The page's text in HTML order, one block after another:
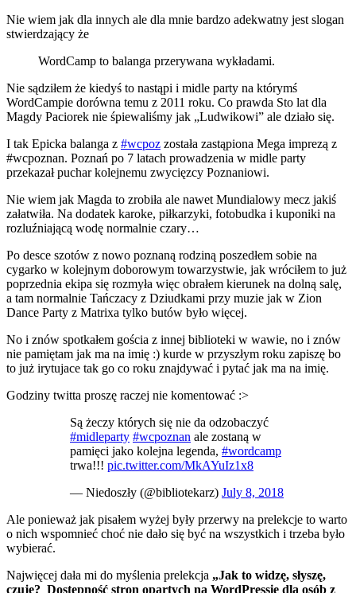
Nie wiem jak dla innych ale dla mnie bardzo adekwatny jest slogan
stwierdzający że
WordCamp to balanga przerywana wykładami.
Nie sądziłem że kiedyś to nastąpi i midle party na którymś
WordCampie dorówna temu z 2011 roku. Co prawda Sto lat dla
Magdy Paciorek nie śpiewaliśmy jak „Ludwikowi” ale działo się.
I tak Epicka balanga z #wcpoz została zastąpiona Mega imprezą z
#wcpoznan. Poznań po 7 latach prowadzenia w midle party
przekazał puchar kolejnemu zwycięzcy Poznaniowi.
Nie wiem jak Magda to zrobiła ale nawet Mundialowy mecz jakiś
załatwiła. Na dodatek karoke, piłkarzyki, fotobudka i kuponiki na
rozluźniającą wodę normalnie czary…
Po desce szotów z nowo poznaną rodziną poszedłem sobie na
cygarko w kolejnym doborowym towarzystwie, jak wróciłem to już
poprzednia ekipa się rozmyła więc obrałem kierunek na dolną salę,
a tam normalnie Tańczacy z Dziudkami przy muzie jak w Zion
Dance Party z Matrixa tylko butów było więcej.
No i znów spotkałem gościa z innej biblioteki w wawie, no i znów
nie pamiętam jak ma na imię :) kurde w przyszłym roku zapiszę bo
to już irytujace tak go co roku znajdywać i pytać jak ma na imię.
Godziny twitta proszę raczej nie komentować :>
Są żeczy których się nie da odzobaczyć
#midleparty #wcpoznan ale zostaną w
pamięci jako kolejna legenda, #wordcamp
trwa!!! pic.twitter.com/MkAYuIz1x8
— Niedoszły (@bibliotekarz) July 8, 2018
Ale ponieważ jak pisałem wyżej były przerwy na prelekcje to warto
o nich wspomnieć choć nie dało się być na wszystkich i trzeba było
wybierać.
Najwięcej dała mi do myślenia prelekcja „Jak to widzę, słyszę,
czuję? Dostępność stron opartych na WordPressie dla osób z